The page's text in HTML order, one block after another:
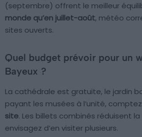
(septembre) offrent le meilleur
monde qu’en juillet-août, météo
sites ouverts.
Quel budget prévoir pour un
Bayeux ?
La cathédrale est gratuite, le jardin
payant les musées à l’unité, comptez
site. Les billets combinés réduisent
envisagez d’en visiter plusieurs.